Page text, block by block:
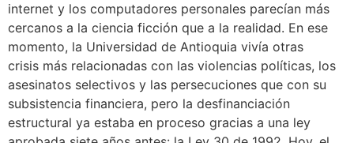
internet y los computadores personales parecían más
cercanos a la ciencia ficción que a la realidad. En ese
momento, la Universidad de Antioquia vivía otras
crisis más relacionadas con las violencias políticas, los
asesinatos selectivos y las persecuciones que con su
subsistencia financiera, pero la desfinanciación
estructural ya estaba en proceso gracias a una ley